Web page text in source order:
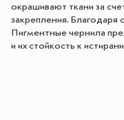
окрашивают ткани за
закрепления. Благодаря
Пигментные чернила
и их стойкость к